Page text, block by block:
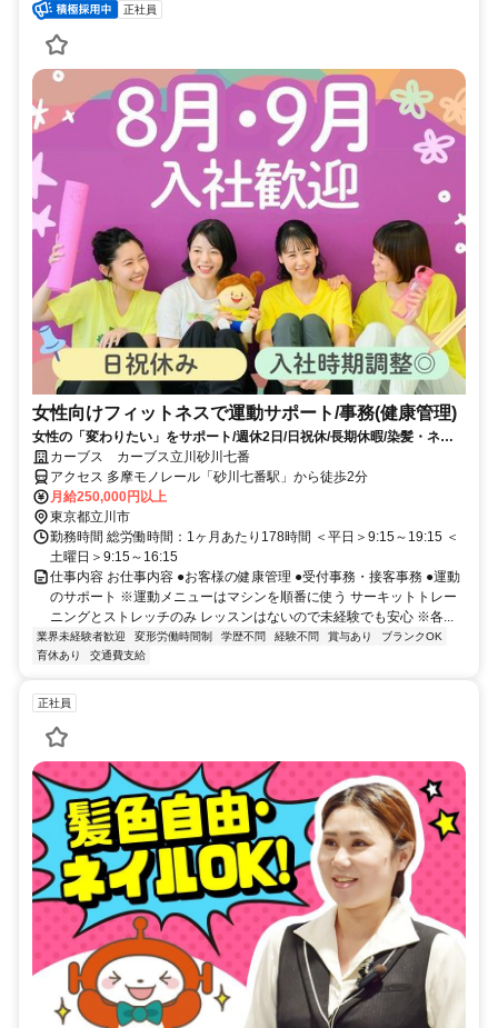
正社員
女性向けフィットネスで運動サポート/事務(健康管理)
女性の「変わりたい」をサポート/週休2日/日祝休/長期休暇/染髪・ネイ
ルOK※規定内
カーブス カーブス立川砂川七番
アクセス 多摩モノレール「砂川七番駅」から徒歩2分
月給250,000円以上
東京都立川市
勤務時間 総労働時間：1ヶ月あたり178時間 ＜平日＞9:15～19:15 ＜
土曜日＞9:15～16:15
仕事内容 お仕事内容 ●お客様の健康管理 ●受付事務・接客事務 ●運動
のサポート ※運動メニューはマシンを順番に使う サーキットトレー
ニングとストレッチのみ レッスンはないので未経験でも安心 ※各...
業界未経験者歓迎 変形労働時間制 学歴不問 経験不問 賞与あり
ブランクOK
育休あり
交通費支給
正社員